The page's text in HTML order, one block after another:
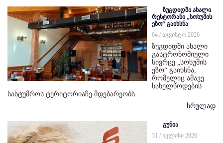
ზუგდიდში ახალი
რესტორანი „სოხუმის
ეზო“ გაიხსნა
04 / აგვისტო 2026
ზუგდიდში ახალი
გასტრონომიული
სივრცე „სოხუმის
ეზო“ გაიხსნა,
რომელიც ამავე
სახელწოდების
სასტუმროს ტერიტორიაზე მდებარეობს.
სრულად
გუნია
31 / ივლისი 2026